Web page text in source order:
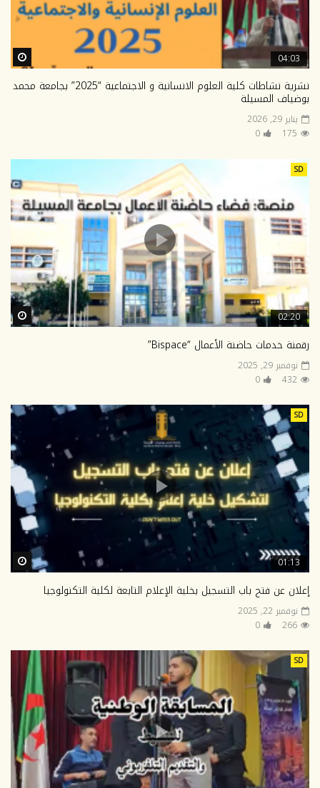
04:03
نشرية نشاطات كلية العلوم الانسانية و الاجتماعية “2025” بجامعة محمد
بوضياف المسيلة
يناير 29, 2026
175
0
SD
02:20
رقمنة خدمات حاضنة الأعمال “Bispace”
نوفمبر 29, 2025
432
0
SD
01:13
إعلان عن فتح باب التسجيل بخلية الإعلام التابعة لكلية التكنولوجيا
نوفمبر 22, 2025
266
0
SD